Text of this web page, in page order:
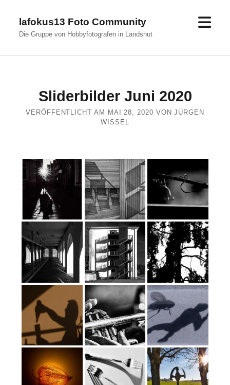
lafokus13 Foto Community
Die Gruppe von Hobbyfotografen in Landshut
Sliderbilder Juni 2020
VERÖFFENTLICHT AM MAI 28, 2020 VON JÜRGEN
WISSEL